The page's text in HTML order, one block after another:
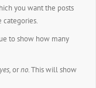
you want the posts
to show how many
yes,orno. This will show